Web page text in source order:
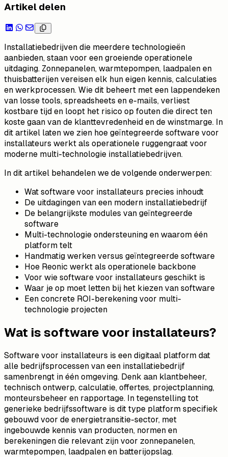
Artikel delen
Installatiebedrijven die meerdere technologieën
aanbieden, staan voor een groeiende operationele
uitdaging. Zonnepanelen, warmtepompen, laadpalen en
thuisbatterijen vereisen elk hun eigen kennis, calculaties
en werkprocessen. Wie dit beheert met een lappendeken
van losse tools, spreadsheets en e-mails, verliest
kostbare tijd en loopt het risico op fouten die direct ten
koste gaan van de klanttevredenheid en de winstmarge. In
dit artikel laten we zien hoe geïntegreerde software voor
installateurs werkt als operationele ruggengraat voor
moderne multi-technologie installatiebedrijven.
In dit artikel behandelen we de volgende onderwerpen:
Wat software voor installateurs precies inhoudt
De uitdagingen van een modern installatiebedrijf
De belangrijkste modules van geïntegreerde
software
Multi-technologie ondersteuning en waarom één
platform telt
Handmatig werken versus geïntegreerde software
Hoe Reonic werkt als operationele backbone
Voor wie software voor installateurs geschikt is
Waar je op moet letten bij het kiezen van software
Een concrete ROI-berekening voor multi-
technologie projecten
Wat is software voor installateurs?
Software voor installateurs is een digitaal platform dat
alle bedrijfsprocessen van een installatiebedrijf
samenbrengt in één omgeving. Denk aan klantbeheer,
technisch ontwerp, calculatie, offertes, projectplanning,
monteursbeheer en rapportage. In tegenstelling tot
generieke bedrijfssoftware is dit type platform specifiek
gebouwd voor de energietransitie-sector, met
ingebouwde kennis van producten, normen en
berekeningen die relevant zijn voor zonnepanelen,
warmtepompen, laadpalen en batterijopslag.